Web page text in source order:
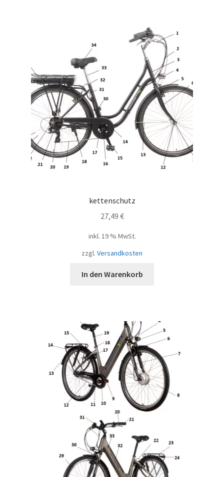
kettenschutz
27,49 €
inkl. 19 % MwSt.
zzgl. Versandkosten
In den Warenkorb